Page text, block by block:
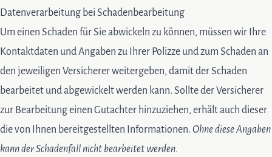
Datenverarbeitung bei Schadenbearbeitung
Um einen Schaden für Sie abwickeln zu können, müssen wir Ihre
Kontaktdaten und Angaben zu Ihrer Polizze und zum Schaden an
den jeweiligen Versicherer weitergeben, damit der Schaden
bearbeitet und abgewickelt werden kann. Sollte der Versicherer
zur Bearbeitung einen Gutachter hinzuziehen, erhält auch dieser
die von Ihnen bereitgestellten Informationen. Ohne diese Angaben
kann der Schadenfall nicht bearbeitet werden.